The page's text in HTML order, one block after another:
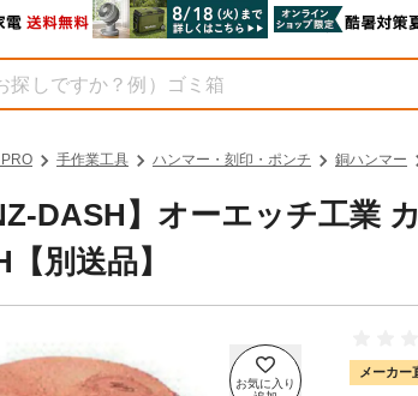
手作業工具 ハンマー・刻印・ポンチ 銅ハンマー
DASH】オーエッチ工
別送品】
メーカー